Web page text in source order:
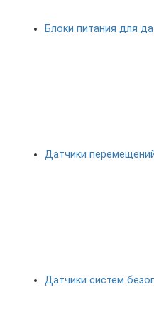
Блоки питания для
Датчики
Датчики систем